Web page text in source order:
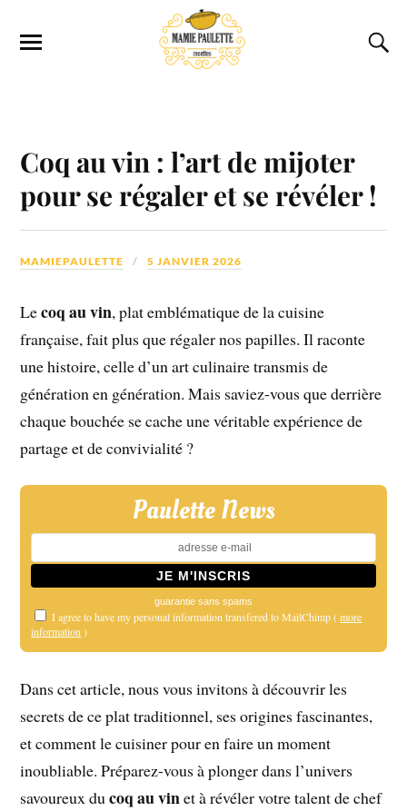
Coq au vin : l’art de mijoter
pour se régaler et se révéler !
MAMIEPAULETTE 5 JANVIER 2026
Lecoq au vin, plat emblématique de la cuisine
française, fait plus que régaler nos papilles. Il raconte
une histoire, celle d’un art culinaire transmis de
génération en génération. Mais saviez-vous que derrière
chaque bouchée se cache une véritable expérience de
partage et de convivialité ?
Paulette News
guarantie sans spams
I agree to have my personal information transfered to MailChimp (more
information)
Dans cet article, nous vous invitons à découvrir les
secrets de ce plat traditionnel, ses origines fascinantes,
et comment le cuisiner pour en faire un moment
inoubliable. Préparez-vous à plonger dans l’univers
savoureux ducoq au vinet à révéler votre talent de chef